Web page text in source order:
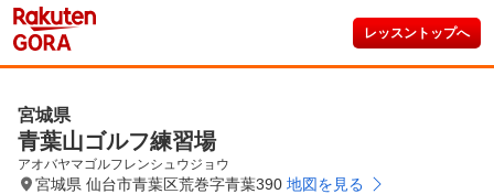
レッスントップへ
宮城県
青葉山ゴルフ練習場
アオバヤマゴルフレンシュウジョウ
宮城県 仙台市青葉区荒巻字青葉390 地図を見る